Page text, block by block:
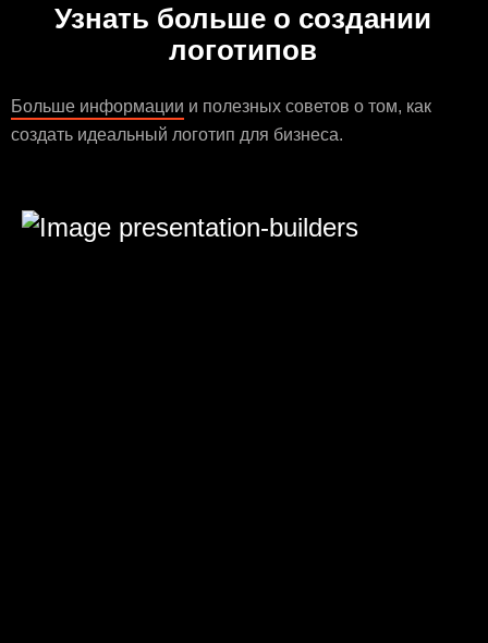
Узнать больше о создании
логотипов
Больше информации и полезных советов о том, как
создать идеальный логотип для бизнеса.